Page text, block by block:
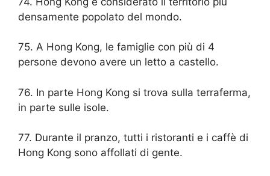
densamente popolato del mondo.
75. A Hong Kong, le famiglie con più di 4
persone devono avere un letto a castello.
76. In parte Hong Kong si trova sulla terraferma,
in parte sulle isole.
77. Durante il pranzo, tutti i ristoranti e i caffè di
Hong Kong sono affollati di gente.